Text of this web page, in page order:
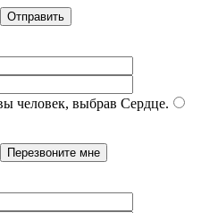
человек, выбрав Сердце.